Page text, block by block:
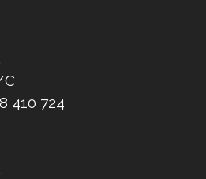
C
410 724